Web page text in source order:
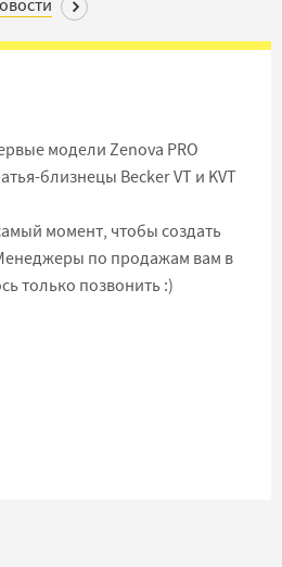
модели Zenova PRO
близнецы Becker VT и KVT
момент, чтобы создать
по продажам вам в
только позвонить :)